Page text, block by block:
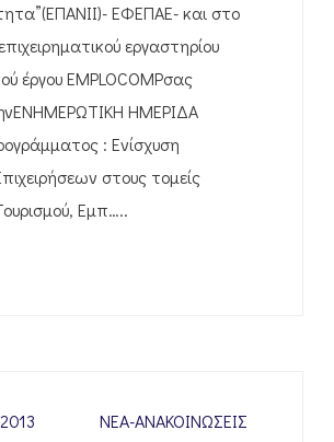
ΕΦΕΠΑΕ- και στο
εργαστηρίου
έργου EMPLOCOMPσας
ΗΜΕΡΙΔΑ
: Ενίσχυση
στους τομείς
Εμπ…..
ΝΈΑ-ΑΝΑΚΟΙΝΏΣΕΙΣ